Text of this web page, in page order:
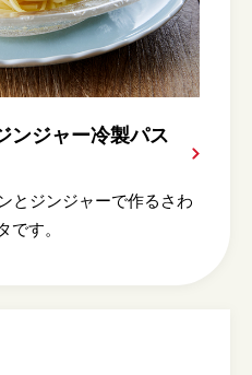
ンジャー冷製パス
とジンジャーで作るさわ
です。